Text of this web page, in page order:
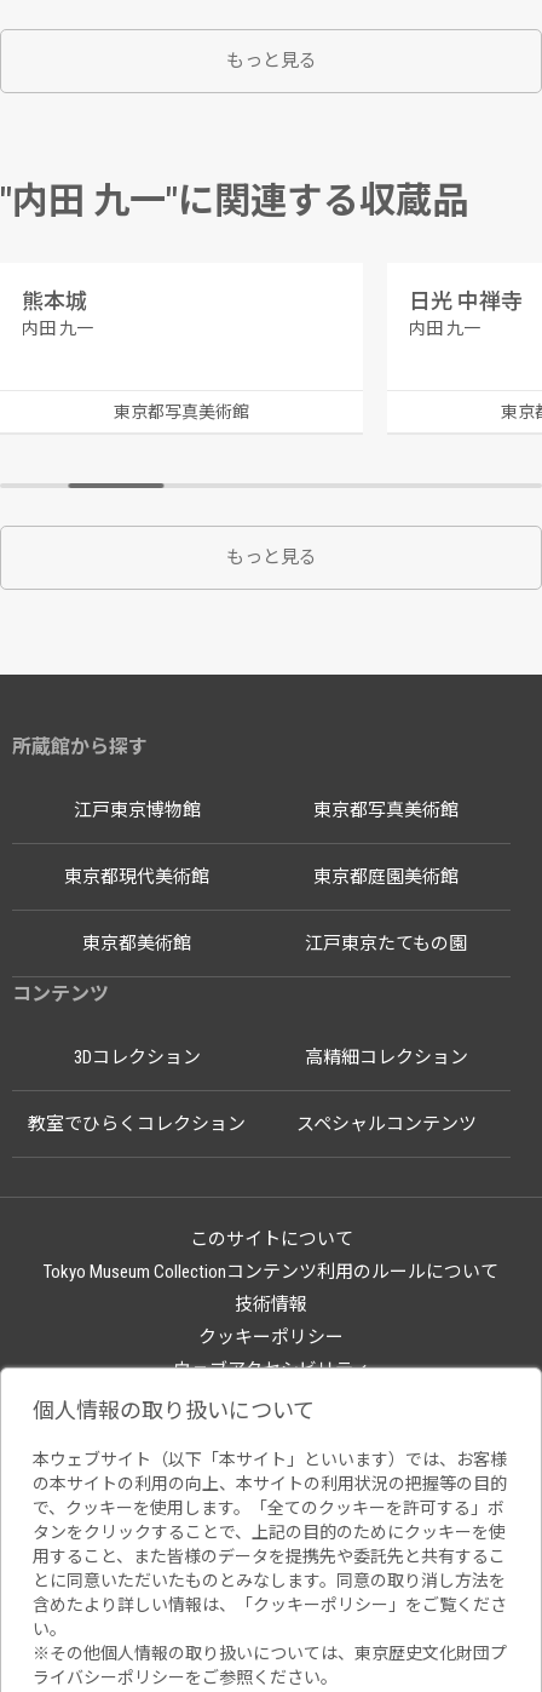
もっと見る
"内田 九一"に関連する収蔵品
熊本城
内田 九一
東京都写真美術館
日光 中禅寺
内田 九一
東京
もっと見る
所蔵館から探す
江戸東京博物館
江戸東京たてもの園
東京都写真美術館
東京都現代美術館 東京都庭園美術館
東京都美術館
コンテンツ
3Dコレクション 高精細コレクション
教室でひらくコレクション スペシャルコンテンツ
このサイトについて
Tokyo Museum Collectionコンテンツ利用のルールについて
技術情報
クッキーポリシー
ウェブアクセシビリティ
関連サイト
個人情報の取り扱いについて
本ウェブサイト（以下「本サイト」といいます）では、お客様
の本サイトの利用の向上、本サイトの利用状況の把握等の目的
で、クッキーを使用します。「全てのクッキーを許可する」ボ
タンをクリックすることで、上記の目的のためにクッキーを使
用すること、また皆様のデータを提携先や委託先と共有するこ
とに同意いただいたものとみなします。同意の取り消し方法を
含めたより詳しい情報は、「 クッキーポリシー 」をご覧くださ
い。
※その他個人情報の取り扱いについては、 東京歴史文化財団プ
ライバシーポリシーをご参照ください。